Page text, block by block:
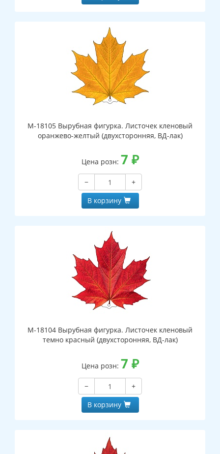
М-18105 Вырубная фигурка. Листочек кленовый
оранжево-желтый (двухсторонняя, ВД-лак)
Цена розн: 7 ₽
−
+
В корзину
М-18104 Вырубная фигурка. Листочек кленовый
темно красный (двухсторонняя, ВД-лак)
Цена розн: 7 ₽
−
+
В корзину